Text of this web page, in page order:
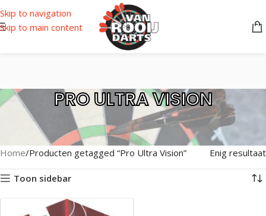
Skip to navigation
Skip to main content
PRO ULTRA VISION
Home Producten getagged “Pro Ultra Vision” Enig resultaat
Toon sidebar